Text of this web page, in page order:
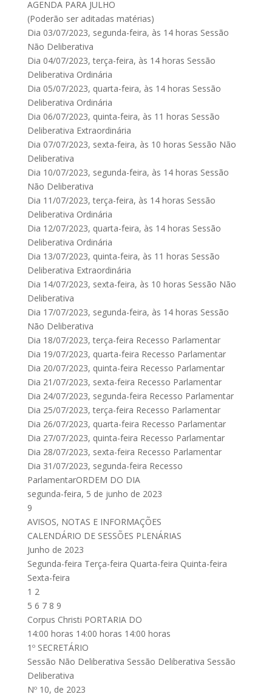
AGENDA PARA JULHO
(Poderão ser aditadas matérias)
Dia 03/07/2023, segunda-feira, às 14 horas Sessão
Não Deliberativa
Dia 04/07/2023, terça-feira, às 14 horas Sessão
Deliberativa Ordinária
Dia 05/07/2023, quarta-feira, às 14 horas Sessão
Deliberativa Ordinária
Dia 06/07/2023, quinta-feira, às 11 horas Sessão
Deliberativa Extraordinária
Dia 07/07/2023, sexta-feira, às 10 horas Sessão Não
Deliberativa
Dia 10/07/2023, segunda-feira, às 14 horas Sessão
Não Deliberativa
Dia 11/07/2023, terça-feira, às 14 horas Sessão
Deliberativa Ordinária
Dia 12/07/2023, quarta-feira, às 14 horas Sessão
Deliberativa Ordinária
Dia 13/07/2023, quinta-feira, às 11 horas Sessão
Deliberativa Extraordinária
Dia 14/07/2023, sexta-feira, às 10 horas Sessão Não
Deliberativa
Dia 17/07/2023, segunda-feira, às 14 horas Sessão
Não Deliberativa
Dia 18/07/2023, terça-feira Recesso Parlamentar
Dia 19/07/2023, quarta-feira Recesso Parlamentar
Dia 20/07/2023, quinta-feira Recesso Parlamentar
Dia 21/07/2023, sexta-feira Recesso Parlamentar
Dia 24/07/2023, segunda-feira Recesso Parlamentar
Dia 25/07/2023, terça-feira Recesso Parlamentar
Dia 26/07/2023, quarta-feira Recesso Parlamentar
Dia 27/07/2023, quinta-feira Recesso Parlamentar
Dia 28/07/2023, sexta-feira Recesso Parlamentar
Dia 31/07/2023, segunda-feira Recesso
ParlamentarORDEM DO DIA
segunda-feira, 5 de junho de 2023
9
AVISOS, NOTAS E INFORMAÇÕES
CALENDÁRIO DE SESSÕES PLENÁRIAS
Junho de 2023
Segunda-feira Terça-feira Quarta-feira Quinta-feira
Sexta-feira
1 2
5 6 7 8 9
Corpus Christi PORTARIA DO
14:00 horas 14:00 horas 14:00 horas
1º SECRETÁRIO
Sessão Não Deliberativa Sessão Deliberativa Sessão
Deliberativa
Nº 10, de 2023